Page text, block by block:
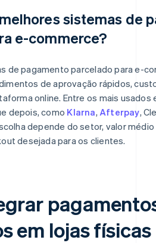
sistemas de
e-commerce?
de pagamento parcelado para e-
de aprovação rápidos,
online. Entre os mais
depois, como Klarna, Afterpay,
depende do setor, valor
desejada para os clientes.
em lojas físicas